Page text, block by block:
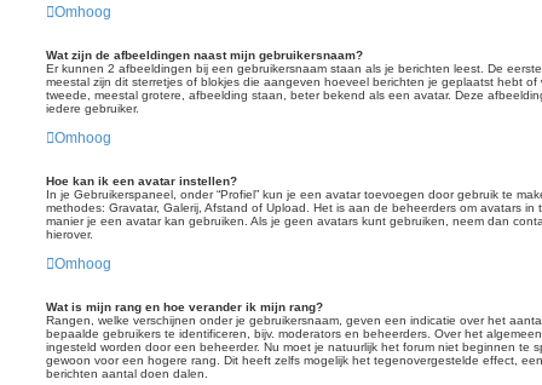
Omhoog
Wat zijn de afbeeldingen naast mijn gebruikersnaam?
Er kunnen 2 afbeeldingen bij een gebruikersnaam staan als je berichten leest. De
meestal zijn dit sterretjes of blokjes die aangeven hoeveel berichten je geplaatst hebt
tweede, meestal grotere, afbeelding staan, beter bekend als een avatar. Deze
iedere gebruiker.
Omhoog
Hoe kan ik een avatar instellen?
In je Gebruikerspaneel, onder “Profiel” kun je een avatar toevoegen door gebruik te
methodes: Gravatar, Galerij, Afstand of Upload. Het is aan de beheerders om avatars
manier je een avatar kan gebruiken. Als je geen avatars kunt gebruiken, neem dan
hierover.
Omhoog
Wat is mijn rang en hoe verander ik mijn rang?
Rangen, welke verschijnen onder je gebruikersnaam, geven een indicatie over het
bepaalde gebruikers te identificeren, bijv. moderators en beheerders. Over het
ingesteld worden door een beheerder. Nu moet je natuurlijk het forum niet beginnen te
gewoon voor een hogere rang. Dit heeft zelfs mogelijk het tegenovergestelde effect,
berichten aantal doen dalen.